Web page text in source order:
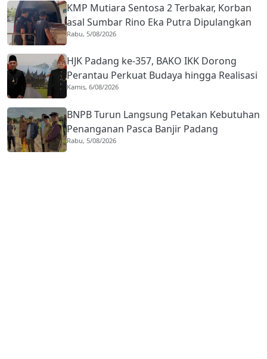
KMP Mutiara Sentosa 2 Terbakar, Korban
asal Sumbar Rino Eka Putra Dipulangkan
ke Agam
Rabu, 5/08/2026
HJK Padang ke-357, BAKO IKK Dorong
Perantau Perkuat Budaya hingga Realisasi
Kota Gastronomi
Kamis, 6/08/2026
BNPB Turun Langsung Petakan Kebutuhan
Penanganan Pasca Banjir Padang
Rabu, 5/08/2026